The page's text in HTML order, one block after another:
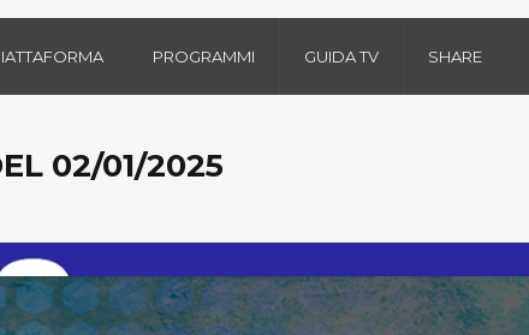
PROGRAMMI GUIDA TV SHARE
02/01/2025